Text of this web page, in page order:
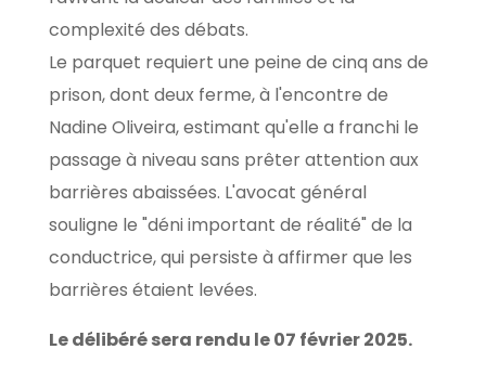
complexité des débats.
Le parquet requiert une peine de cinq ans de
prison, dont deux ferme, à l'encontre de
Nadine Oliveira, estimant qu'elle a franchi le
passage à niveau sans prêter attention aux
barrières abaissées. L'avocat général
souligne le "déni important de réalité" de la
conductrice, qui persiste à affirmer que les
barrières étaient levées.
Le délibéré sera rendu le 07 février 2025.